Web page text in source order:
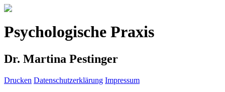
Psychologische Praxis
Dr. Martina Pestinger
Drucken Datenschutzerklärung Impressum